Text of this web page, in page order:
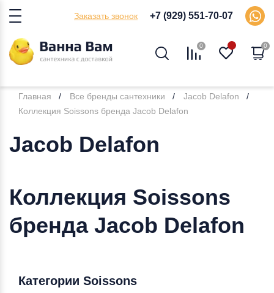
Заказать звонок +7 (929) 551-70-07
0 0
Главная Все бренды сантехники
Jacob Delafon
Коллекция Soissons бренда Jacob Delafon
Jacob Delafon
Коллекция Soissons
бренда Jacob Delafon
Категории Soissons